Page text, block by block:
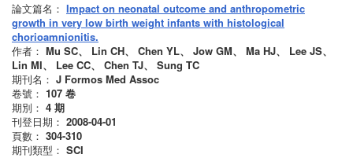
論文篇名： Impact on neonatal outcome and anthropometric
growth in very low birth weight infants with histological
chorioamnionitis.
作者： Mu SC、 Lin CH、 Chen YL、 Jow GM、 Ma HJ、 Lee JS、
Lin MI、 Lee CC、 Chen TJ、 Sung TC
期刊名： J Formos Med Assoc
卷號： 107 卷
期別： 4 期
刊登日期： 2008-04-01
頁數： 304-310
期刊類型： SCI